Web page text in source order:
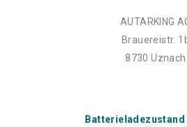
AUTARKING
Brauereistr.
8730 Uznach
Batterieladezustand